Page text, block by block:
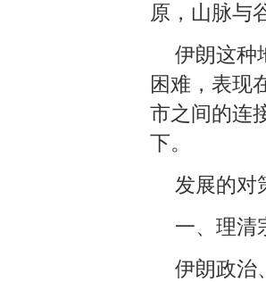
原，山脉与
伊朗这种
困难，表现
市之间的连
下。
发展的对
一、理清
伊朗政治